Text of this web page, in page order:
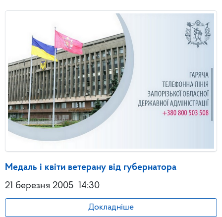
Медаль і квіти ветерану від губернатора
21 березня 2005 14:30
Докладніше